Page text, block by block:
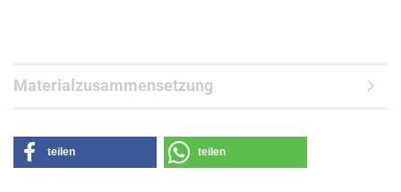
Materialzusammensetzung
teilen teilen